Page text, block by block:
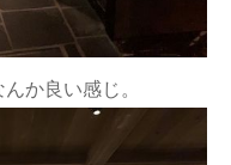
か良い感じ。